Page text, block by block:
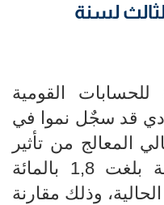
لسنة
للحسابات القومية
قد سجٌل نموا في
المعالج من تأثير
التغيرات الموسمية بنسبة بلغت 1,8 بالمائة
وذلك مقارنة